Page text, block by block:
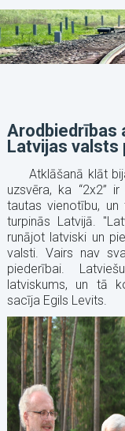
Arodbiedrības
Latvijas valsts
Atklāšanā klāt
uzsvēra, ka “2x2”
tautas vienotību,
turpinās Latvijā.
runājot latviski un
valsti. Vairs nav
piederībai.
latviskums, un tā
sacīja Egils Levits.